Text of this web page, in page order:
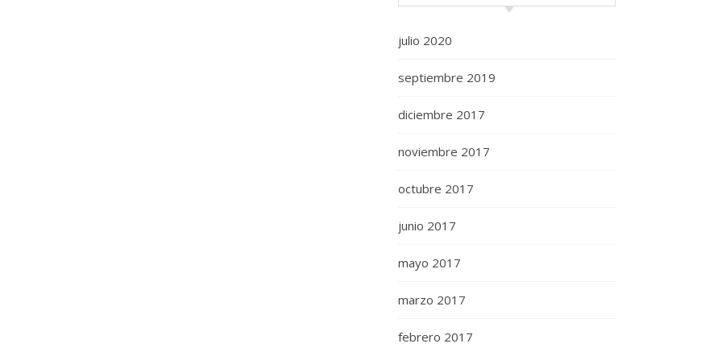
julio 2020
septiembre 2019
diciembre 2017
noviembre 2017
octubre 2017
junio 2017
mayo 2017
marzo 2017
febrero 2017